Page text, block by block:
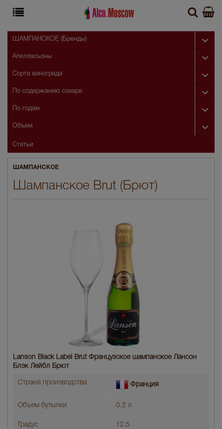
ШАМПАНСКОЕ
Шампанское Brut (Брют)
Lanson Black Label Brut Французское шампанское Лансон
Блэк Лейбл Брют
Страна производства Франция
Объем бутылки 0.2 л
Градус 12.5
ШАМПАНСКОЕ (Бренды)
Апелласьоны
Сорта винограда
По содержанию сахара
По годам
Объем
Статьи